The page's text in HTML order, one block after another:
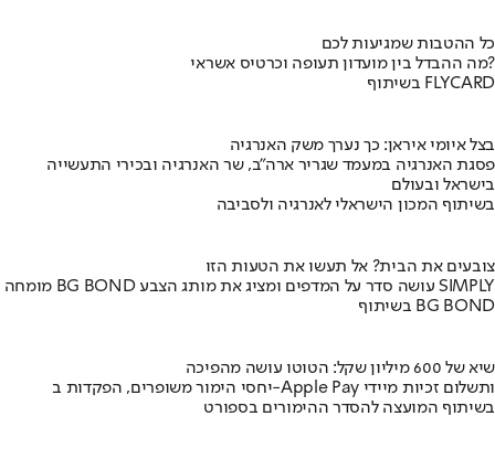
כל ההטבות שמגיעות לכם
מה ההבדל בין מועדון תעופה וכרטיס אשראי?
בשיתוף FLYCARD
בצל איומי איראן: כך נערך משק האנרגיה
פסגת האנרגיה במעמד שגריר ארה"ב, שר האנרגיה ובכירי התעשייה
בישראל ובעולם
בשיתוף המכון הישראלי לאנרגיה ולסביבה
צובעים את הבית? אל תעשו את הטעות הזו
מומחה BG BOND עושה סדר על המדפים ומציג את מותג הצבע SIMPLY
בשיתוף BG BOND
שיא של 600 מיליון שקל: הטוטו עושה מהפיכה
יחסי הימור משופרים, הפקדות ב-Apple Pay ותשלום זכיות מיידי
בשיתוף המועצה להסדר ההימורים בספורט